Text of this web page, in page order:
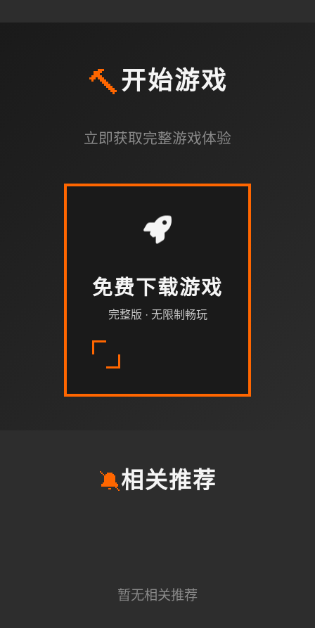
🔨开始游戏
立即获取完整游戏体验
免费下载游戏
完整版 · 无限制畅玩
🔕相关推荐
暂无相关推荐